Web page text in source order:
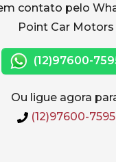
contato pelo
Point Car Motors
(12)97600-
Ou ligue agora
(12)97600-7595